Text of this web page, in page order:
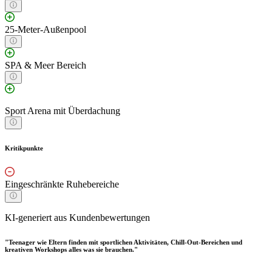
25-Meter-Außenpool
SPA & Meer Bereich
Sport Arena mit Überdachung
Kritikpunkte
Eingeschränkte Ruhebereiche
KI-generiert aus Kundenbewertungen
"Teenager wie Eltern finden mit sportlichen Aktivitäten, Chill-Out-Bereichen und
kreativen Workshops alles was sie brauchen."